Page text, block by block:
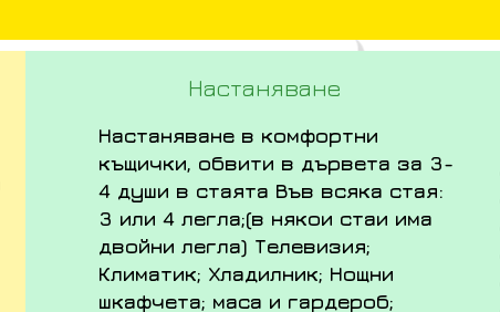
Настаняване
Настаняване в комфортни
къщички, обвити в дървета за 3-
4 души в стаята Във всяка стая:
3 или 4 легла;(в някои стаи има
двойни легла) Телевизия;
Климатик; Хладилник; Нощни
шкафчета; маса и гардероб;